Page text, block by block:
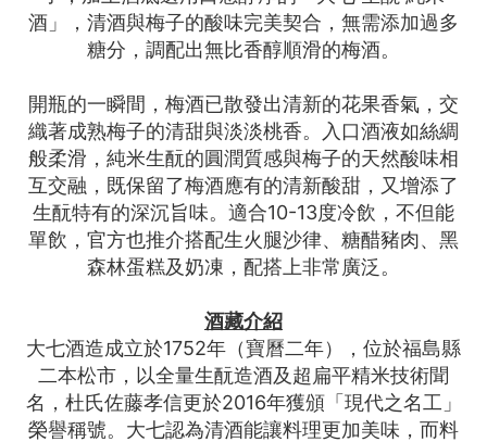
酒」，清酒與梅子的酸味完美契合，無需添加過多
糖分，調配出無比香醇順滑的梅酒。
開瓶的一瞬間，梅酒已散發出清新的花果香氣，交
織著成熟梅子的清甜與淡淡桃香。入口酒液如絲綢
般柔滑，純米生酛的圓潤質感與梅子的天然酸味相
互交融，既保留了梅酒應有的清新酸甜，又增添了
生酛特有的深沉旨味。適合10-13度冷飲，不但能
單飲，官方也推介搭配生火腿沙律、糖醋豬肉、黑
森林蛋糕及奶凍，配搭上非常廣泛。
酒藏介紹
大七酒造成立於1752年（寶曆二年），位於福島縣
二本松市，以全量生酛造酒及超扁平精米技術聞
名，杜氏佐藤孝信更於2016年獲頒「現代之名工」
榮譽稱號。大七認為清酒能讓料理更加美味，而料